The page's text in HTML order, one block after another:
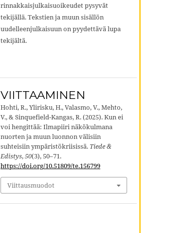
rinnakkaisjulkaisuoikeudet pysyvät
tekijällä. Tekstien ja muun sisällön
uudelleenjulkaisuun on pyydettävä lupa
tekijältä.
VIITTAAMINEN
Hohti, R., Ylirisku, H., Valasmo, V., Mehto,
V., & Sinquefield-Kangas, R. (2025). Kun ei
voi hengittää: Ilmapiiri näkökulmana
nuorten ja muun luonnon välisiin
suhteisiin ympäristökriisissä. Tiede &
Edistys,50(3), 50–71.
https://doi.org/10.51809/te.156799
Viittausmuodot